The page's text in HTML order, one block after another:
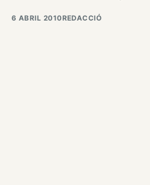
6 ABRIL 2010REDACCIÓ